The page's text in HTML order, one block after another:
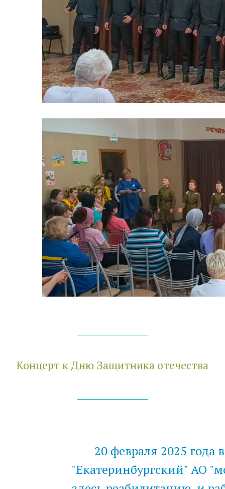
Концерт к Дню Защитника отечества
20 февраля 2025 года
"Екатеринбургский" АО